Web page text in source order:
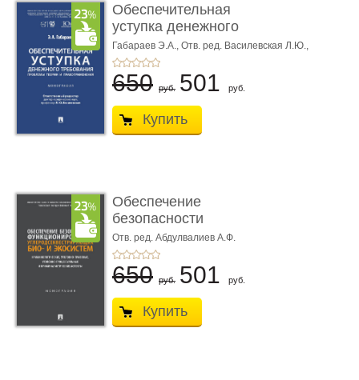
Обеспечительная
уступка денежного
требования ...
Габараев Э.А., Отв. ред. Василевская Л.Ю.,
вступ. сл. Каретина М.Г.
650 руб. 501 руб.
Купить
Обеспечение
безопасности
функционирования уг
...
Отв. ред. Абдулвалиев А.Ф.
650 руб. 501 руб.
Купить